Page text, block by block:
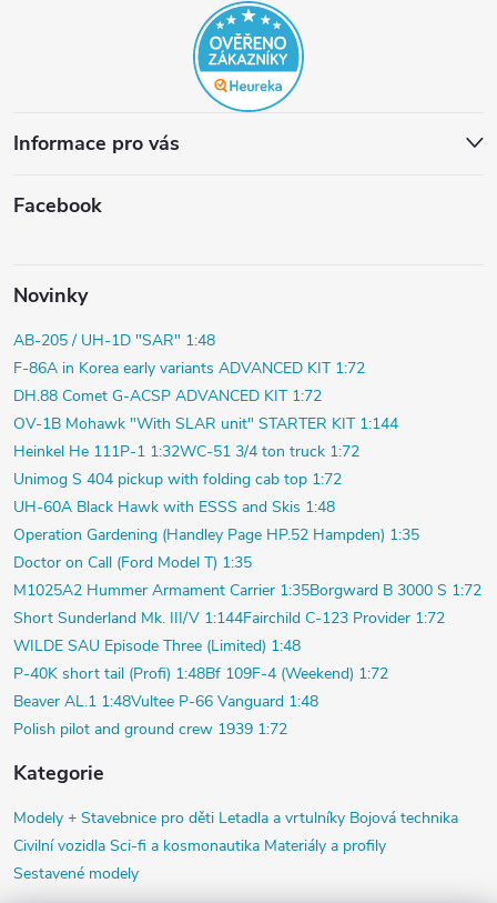
Informace pro vás
Facebook
Novinky
AB-205 / UH-1D "SAR" 1:48
F-86A in Korea early variants ADVANCED KIT 1:72
DH.88 Comet G-ACSP ADVANCED KIT 1:72
OV-1B Mohawk "With SLAR unit" STARTER KIT 1:144
Heinkel He 111P-1 1:32WC-51 3/4 ton truck 1:72
Unimog S 404 pickup with folding cab top 1:72
UH-60A Black Hawk with ESSS and Skis 1:48
Operation Gardening (Handley Page HP.52 Hampden) 1:35
Doctor on Call (Ford Model T) 1:35
M1025A2 Hummer Armament Carrier 1:35Borgward B 3000 S 1:72
Short Sunderland Mk. III/V 1:144Fairchild C-123 Provider 1:72
WILDE SAU Episode Three (Limited) 1:48
P-40K short tail (Profi) 1:48Bf 109F-4 (Weekend) 1:72
Beaver AL.1 1:48Vultee P-66 Vanguard 1:48
Polish pilot and ground crew 1939 1:72
Kategorie
Modely + Stavebnice pro děti Letadla a vrtulníky Bojová technika
Civilní vozidla Sci-fi a kosmonautika Materiály a profily
Sestavené modely